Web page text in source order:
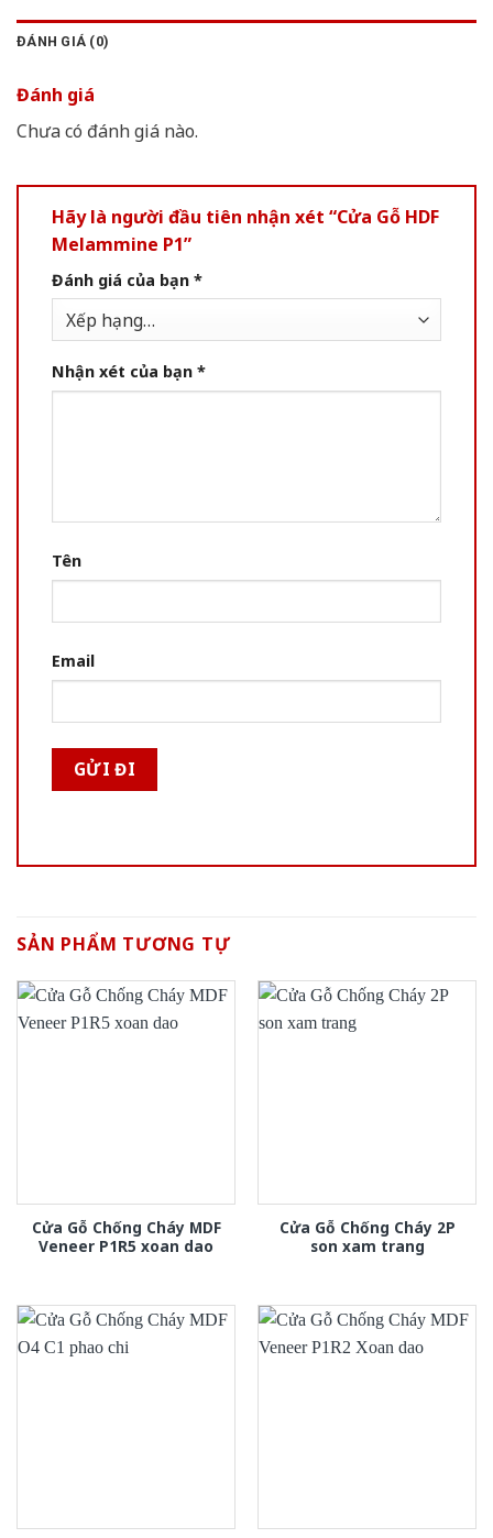
ĐÁNH GIÁ (0)
Đánh giá
Chưa có đánh giá nào.
Hãy là người đầu tiên nhận xét “Cửa Gỗ HDF
Melammine P1”
Đánh giá của bạn *
Nhận xét của bạn *
Tên
Email
SẢN PHẨM TƯƠNG TỰ
Cửa Gỗ Chống Cháy MDF
Veneer P1R5 xoan dao
Cửa Gỗ Chống Cháy 2P
son xam trang